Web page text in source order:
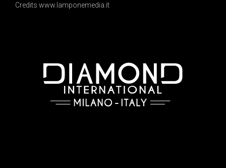
Credits www.lamponemedia.it